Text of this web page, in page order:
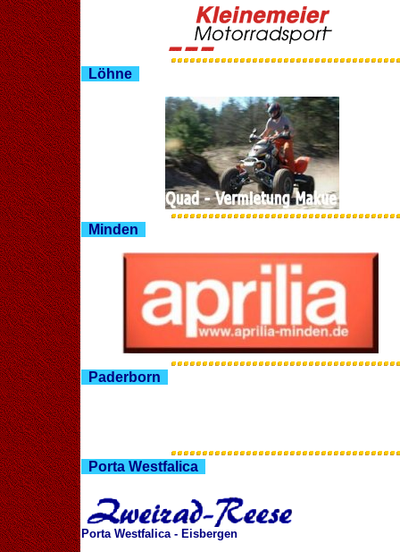
Löhne
Minden
Paderborn
Porta Westfalica
Porta Westfalica - Eisbergen